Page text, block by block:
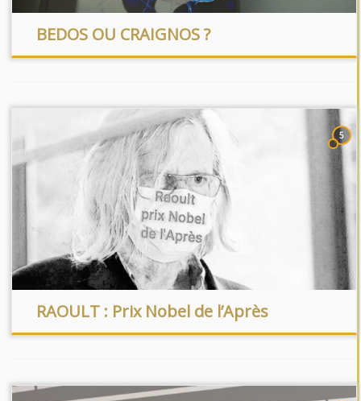
BEDOS OU CRAIGNOS ?
5
RAOULT : Prix Nobel de l’Après